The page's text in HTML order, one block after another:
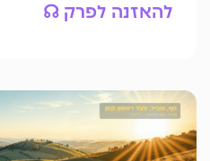
להאזנה לפרק ☊